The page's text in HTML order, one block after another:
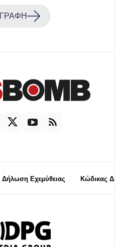
Δήλωση Εχεμύθειας Κώδικας